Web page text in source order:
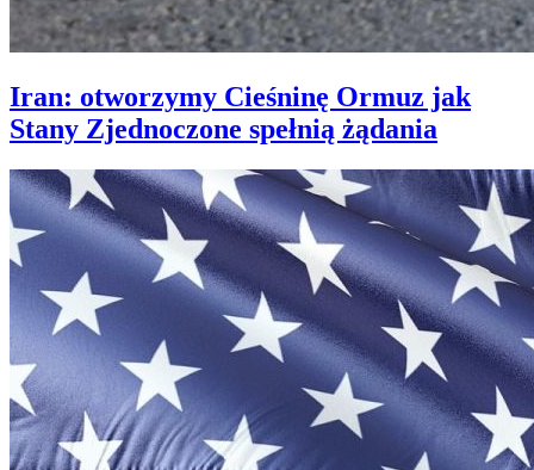
Iran: otworzymy Cieśninę Ormuz jak
Stany Zjednoczone spełnią żądania